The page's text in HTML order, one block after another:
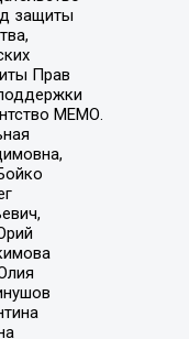
защиты
Прав
МЕМО.